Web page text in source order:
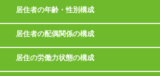
居住者の年齢・性別構成
居住者の配偶関係の構成
居住の労働力状態の構成